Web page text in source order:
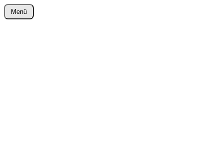
wurster-cartoon-blog.de
Menü
Zum
Inhalt